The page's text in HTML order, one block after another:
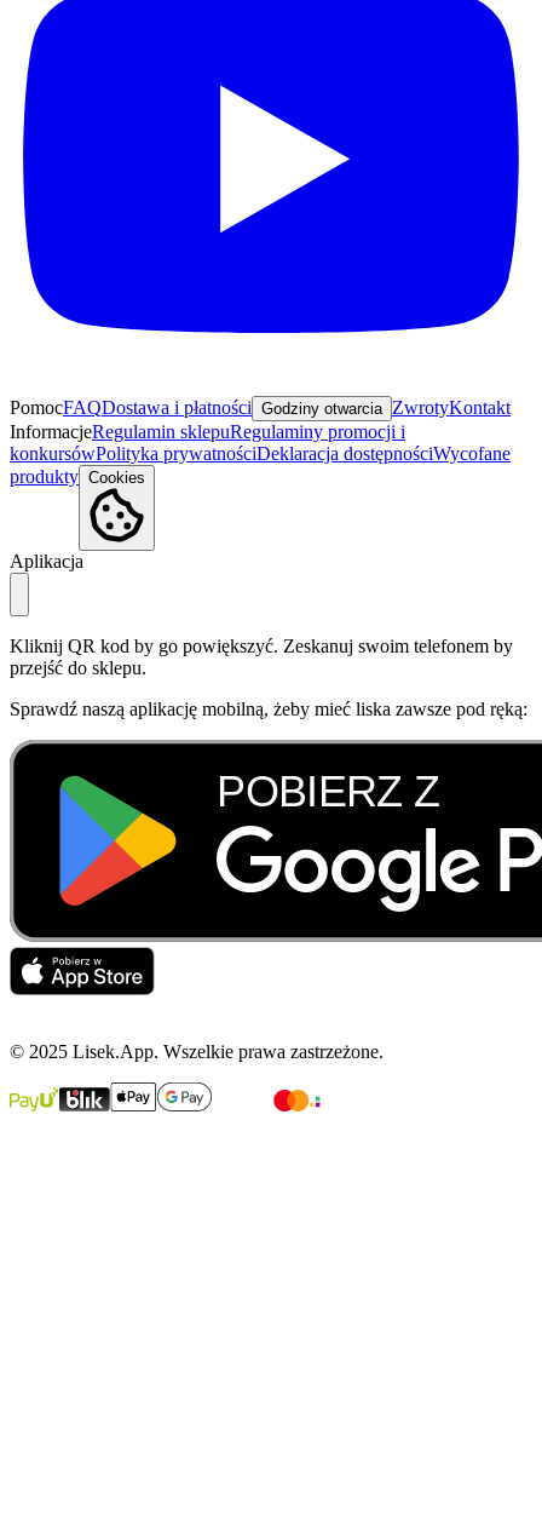
PomocFAQDostawa i płatności Godziny otwarcia ZwrotyKontakt
InformacjeRegulamin sklepuRegulaminy promocji i
konkursówPolityka prywatnościDeklaracja dostępnościWycofane
produkty Cookies
Aplikacja
Kliknij QR kod by go powiększyć. Zeskanuj swoim telefonem by
przejść do sklepu.
Sprawdź naszą aplikację mobilną, żeby mieć liska zawsze pod ręką:
© 2025 Lisek.App. Wszelkie prawa zastrzeżone.